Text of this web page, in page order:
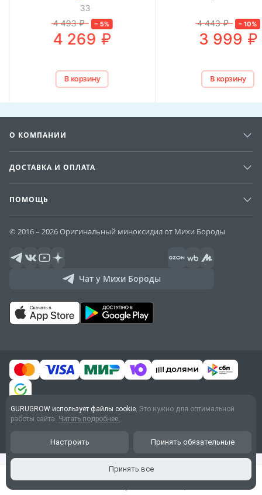
33
4 493 ₽ – 5%
4 269 ₽
В корзину
4 443 ₽ – 10%
3 999 ₽
В корзину
О КОМПАНИИ
ДОСТАВКА И ОПЛАТА
ПОМОЩЬ
© 2016 – 2026 Оригинальный миноксидил от Михи Бороды
Чат у Михи Бороды
Договор оферты
GURUGROW использует файлы cookie. Это нужно для оптимальной
работы сайта. Читать подробнее.
Настроить Принять обязательные
Принять все
}